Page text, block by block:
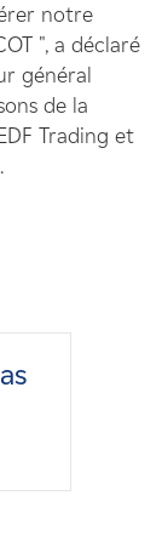
notre
", a déclaré
général
de la
Trading et